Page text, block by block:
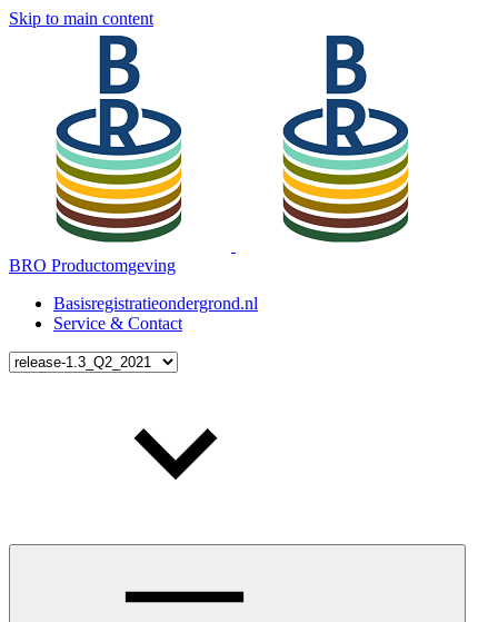
Skip to main content
BRO Productomgeving
Basisregistratieondergrond.nl
Service & Contact